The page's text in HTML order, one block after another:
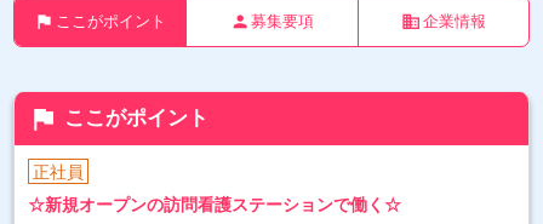
flag ここがポイント person 募集要項 business 企業情報
flag ここがポイント
正社員
☆新規オープンの訪問看護ステーションで働く☆